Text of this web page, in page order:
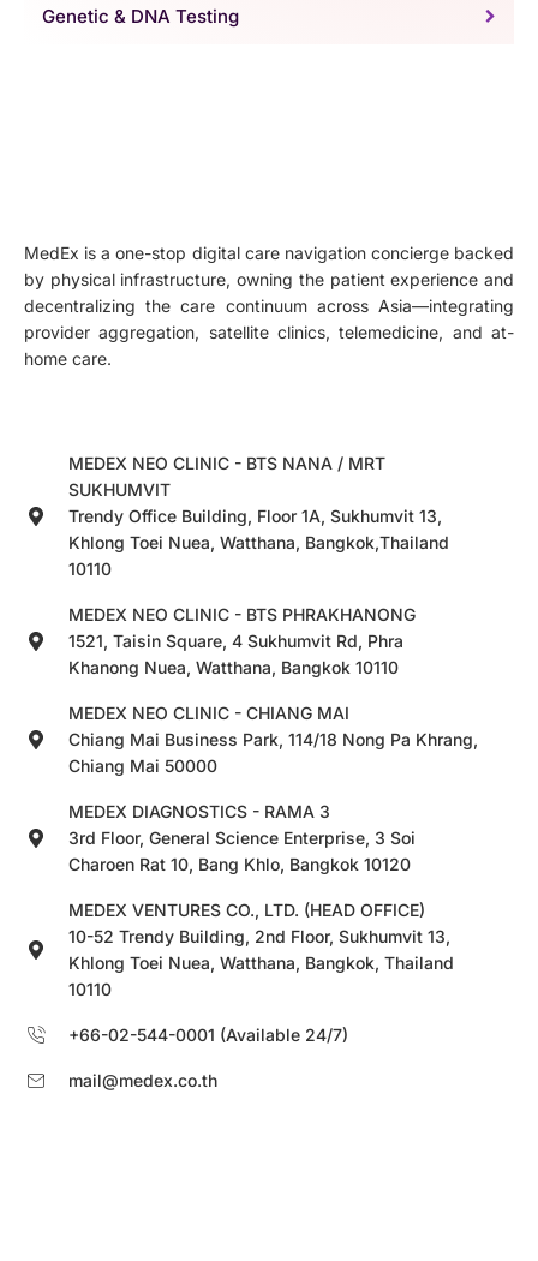
Genetic & DNA Testing
MedEx is a one-stop digital care navigation concierge backed
by physical infrastructure, owning the patient experience and
decentralizing the care continuum across Asia—integrating
provider aggregation, satellite clinics, telemedicine, and at-
home care.
MEDEX NEO CLINIC - BTS NANA / MRT
SUKHUMVIT
Trendy Office Building, Floor 1A, Sukhumvit 13,
Khlong Toei Nuea, Watthana, Bangkok,Thailand
10110
MEDEX NEO CLINIC - BTS PHRAKHANONG
1521, Taisin Square, 4 Sukhumvit Rd, Phra
Khanong Nuea, Watthana, Bangkok 10110
MEDEX NEO CLINIC - CHIANG MAI
Chiang Mai Business Park, 114/18 Nong Pa Khrang,
Chiang Mai 50000
MEDEX DIAGNOSTICS - RAMA 3
3rd Floor, General Science Enterprise, 3 Soi
Charoen Rat 10, Bang Khlo, Bangkok 10120
MEDEX VENTURES CO., LTD. (HEAD OFFICE)
10-52 Trendy Building, 2nd Floor, Sukhumvit 13,
Khlong Toei Nuea, Watthana, Bangkok, Thailand
10110
+66-02-544-0001 (Available 24/7)
mail@medex.co.th